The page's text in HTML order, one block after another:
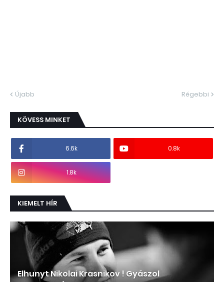
Újabb Régebbi
KÖVESS MINKET
6.6k 0.8k
1.8k
KIEMELT HÍR
Elhunyt Nikolai Krasnikov ! Gyászol